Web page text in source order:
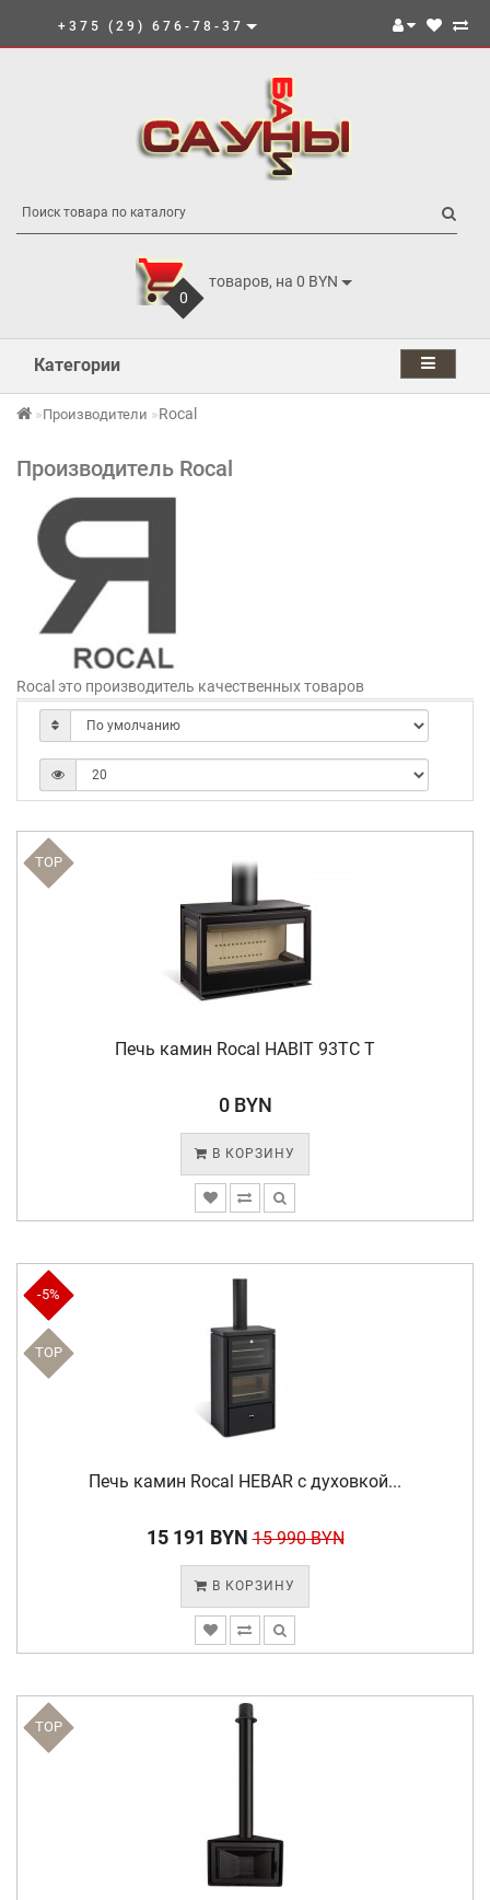
+375 (29) 676-78-37
0
товаров, на 0 BYN
Категории
Производители Rocal
Производитель Rocal
Rocal это производитель качественных товаров
TOP
Печь камин Rocal HABIT 93TC T
0 BYN
В КОРЗИНУ
-5%
TOP
Печь камин Rocal HEBAR с духовкой...
15 191 BYN 15 990 BYN
В КОРЗИНУ
TOP